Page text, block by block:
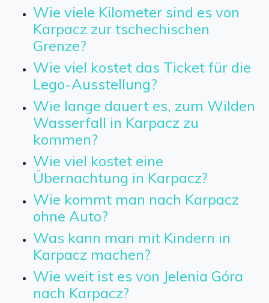
Wie viele Kilometer sind es von
Karpacz zur tschechischen
Grenze?
Wie viel kostet das Ticket für die
Lego-Ausstellung?
Wie lange dauert es, zum Wilden
Wasserfall in Karpacz zu
kommen?
Wie viel kostet eine
Übernachtung in Karpacz?
Wie kommt man nach Karpacz
ohne Auto?
Was kann man mit Kindern in
Karpacz machen?
Wie weit ist es von Jelenia Góra
nach Karpacz?